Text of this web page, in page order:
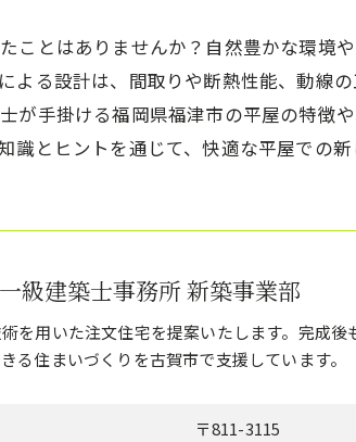
ことはありませんか？自然豊かな環境
よる設計は、間取りや断熱性能、動線
が手掛ける福岡県福津市の平屋の特徴
とヒントを通じて、快適な平屋での新
級建築士事務所 新築事業部
を用いた注文住宅を提案いたします。完成
る住まいづくりを古賀市で支援しています。
〒811-3115